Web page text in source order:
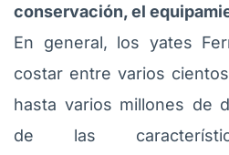
conservación, el
En general, los yates
costar entre varios
hasta varios millones de
de las